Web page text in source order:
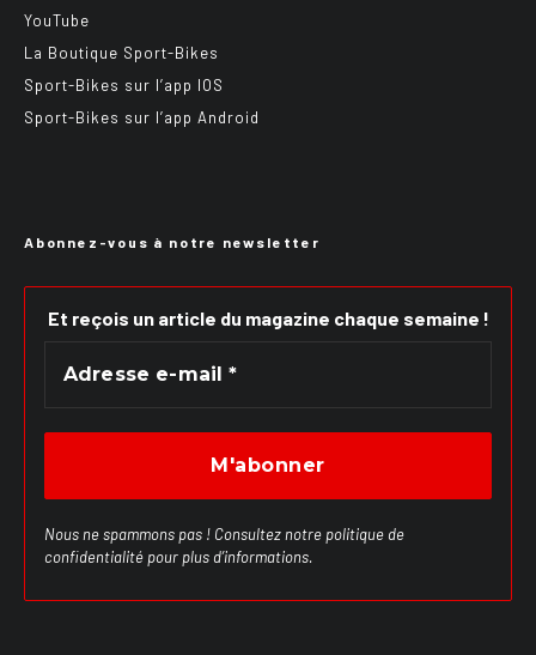
YouTube
La Boutique Sport-Bikes
Sport-Bikes sur l’app IOS
Sport-Bikes sur l’app Android
Abonnez-vous à notre newsletter
Et reçois un article du magazine chaque semaine !
Nous ne spammons pas ! Consultez notre politique de
confidentialité pour plus d’informations.